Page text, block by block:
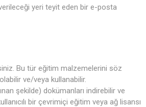
verileceği yeri teyit eden bir e-posta
Bu tür eğitim malzemelerini söz
ve/veya kullanabilir.
şekilde) dokümanları indirebilir ve
bir çevrimiçi eğitim veya ağ lisansı